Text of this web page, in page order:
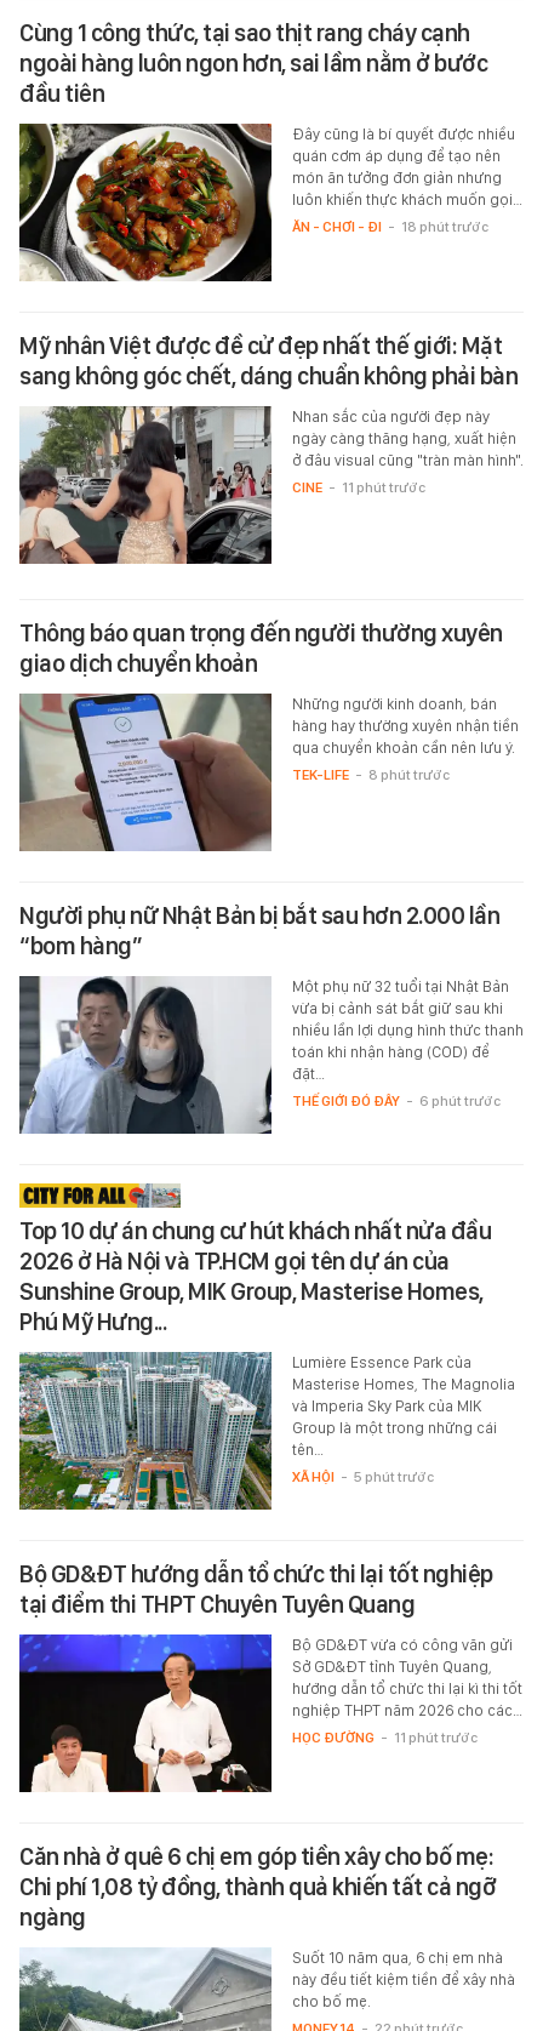
Cùng 1 công thức, tại sao thịt rang cháy cạnh
ngoài hàng luôn ngon hơn, sai lầm nằm ở bước
đầu tiên
Đây cũng là bí quyết được nhiều
quán cơm áp dụng để tạo nên
món ăn tưởng đơn giản nhưng
luôn khiến thực khách muốn gọi…
ĂN - CHƠI - ĐI - 18 phút trước
Mỹ nhân Việt được đề cử đẹp nhất thế giới: Mặt
sang không góc chết, dáng chuẩn không phải bàn
Nhan sắc của người đẹp này
ngày càng thăng hạng, xuất hiện
ở đâu visual cũng "tràn màn hình".
CINE - 11 phút trước
Thông báo quan trọng đến người thường xuyên
giao dịch chuyển khoản
Những người kinh doanh, bán
hàng hay thường xuyên nhận tiền
qua chuyển khoản cần nên lưu ý.
TEK-LIFE - 8 phút trước
Người phụ nữ Nhật Bản bị bắt sau hơn 2.000 lần
“bom hàng”
Một phụ nữ 32 tuổi tại Nhật Bản
vừa bị cảnh sát bắt giữ sau khi
nhiều lần lợi dụng hình thức thanh
toán khi nhận hàng (COD) để
đặt…
THẾ GIỚI ĐÓ ĐÂY - 6 phút trước
Top 10 dự án chung cư hút khách nhất nửa đầu
2026 ở Hà Nội và TP.HCM gọi tên dự án của
Sunshine Group, MIK Group, Masterise Homes,
Phú Mỹ Hưng...
Lumière Essence Park của
Masterise Homes, The Magnolia
và Imperia Sky Park của MIK
Group là một trong những cái
tên…
XÃ HỘI - 5 phút trước
Bộ GD&ĐT hướng dẫn tổ chức thi lại tốt nghiệp
tại điểm thi THPT Chuyên Tuyên Quang
Bộ GD&ĐT vừa có công văn gửi
Sở GD&ĐT tỉnh Tuyên Quang,
hướng dẫn tổ chức thi lại kì thi tốt
nghiệp THPT năm 2026 cho các…
HỌC ĐƯỜNG - 11 phút trước
Căn nhà ở quê 6 chị em góp tiền xây cho bố mẹ:
Chi phí 1,08 tỷ đồng, thành quả khiến tất cả ngỡ
ngàng
Suốt 10 năm qua, 6 chị em nhà
này đều tiết kiệm tiền để xây nhà
cho bố mẹ.